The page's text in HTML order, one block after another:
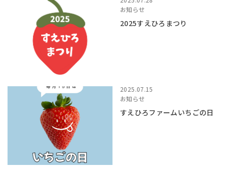
お知らせ
2025すえひろまつり
2025.07.15
お知らせ
すえひろファームいちごの日